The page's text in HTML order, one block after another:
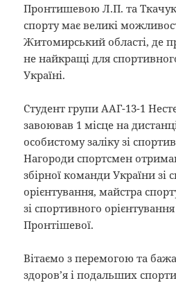
Пронтишевою Л.П. та
спорту має великі
Житомирський області, де
не найкращі для
Україні.
Студент групи ААГ-13-1
завоював 1 місце на
особистому заліку зі
Нагороди спортсмен
збірної команди України зі
орієнтування, майстра
зі спортивного
Пронтішевої.
Вітаємо з перемогою та
здоров’я і подальших